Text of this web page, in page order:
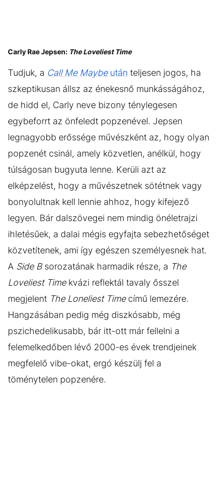
Carly Rae Jepsen: The Loveliest Time
Tudjuk, a Call Me Maybeután teljesen jogos, ha
szkeptikusan állsz az énekesnő munkásságához,
de hidd el, Carly neve bizony ténylegesen
egybeforrt az önfeledt popzenével. Jepsen
legnagyobb erőssége művészként az, hogy olyan
popzenét csinál, amely közvetlen, anélkül, hogy
túlságosan bugyuta lenne. Kerüli azt az
elképzelést, hogy a művészetnek sötétnek vagy
bonyolultnak kell lennie ahhoz, hogy kifejező
legyen. Bár dalszövegei nem mindig önéletrajzi
ihletésűek, a dalai mégis egyfajta sebezhetőséget
közvetítenek, ami így egészen személyesnek hat.
A Side Bsorozatának harmadik része, a The
Loveliest Timekvázi reflektál tavaly ősszel
megjelent The Loneliest Timecímű lemezére.
Hangzásában pedig még diszkósabb, még
pszichedelikusabb, bár itt-ott már fellelni a
felemelkedőben lévő 2000-es évek trendjeinek
megfelelő vibe-okat, ergó készülj fel a
töménytelen popzenére.